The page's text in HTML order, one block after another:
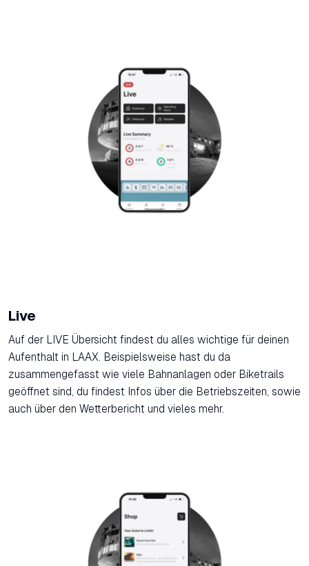
Live
Auf der LIVE Übersicht findest du alles wichtige für deinen
Aufenthalt in LAAX. Beispielsweise hast du da
zusammengefasst wie viele Bahnanlagen oder Biketrails
geöffnet sind, du findest Infos über die Betriebszeiten, sowie
auch über den Wetterbericht und vieles mehr.